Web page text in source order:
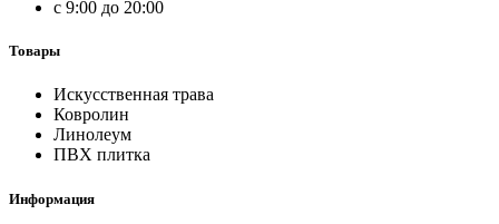
с 9:00 до 20:00
Товары
Искусственная трава
Ковролин
Линолеум
ПВХ плитка
Информация